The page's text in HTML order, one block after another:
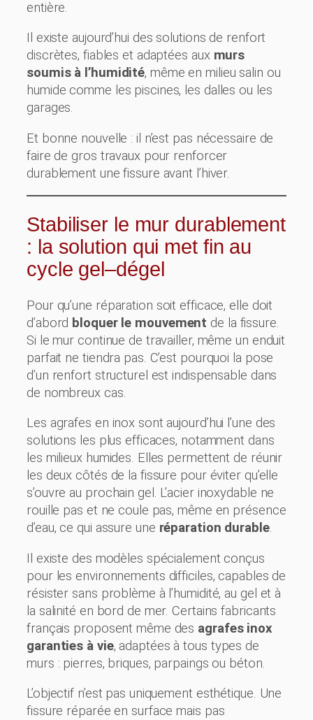
entière.
Il existe aujourd’hui des solutions de renfort
discrètes, fiables et adaptées aux murs
soumis à l’humidité, même en milieu salin ou
humide comme les piscines, les dalles ou les
garages.
Et bonne nouvelle : il n’est pas nécessaire de
faire de gros travaux pour renforcer
durablement une fissure avant l’hiver.
Stabiliser le mur durablement
: la solution qui met fin au
cycle gel–dégel
Pour qu’une réparation soit efficace, elle doit
d’abord bloquer le mouvement de la fissure.
Si le mur continue de travailler, même un enduit
parfait ne tiendra pas. C’est pourquoi la pose
d’un renfort structurel est indispensable dans
de nombreux cas.
Les agrafes en inox sont aujourd’hui l’une des
solutions les plus efficaces, notamment dans
les milieux humides. Elles permettent de réunir
les deux côtés de la fissure pour éviter qu’elle
s’ouvre au prochain gel. L’acier inoxydable ne
rouille pas et ne coule pas, même en présence
d’eau, ce qui assure une réparation durable.
Il existe des modèles spécialement conçus
pour les environnements difficiles, capables de
résister sans problème à l’humidité, au gel et à
la salinité en bord de mer. Certains fabricants
français proposent même des agrafes inox
garanties à vie, adaptées à tous types de
murs : pierres, briques, parpaings ou béton.
L’objectif n’est pas uniquement esthétique. Une
fissure réparée en surface mais pas